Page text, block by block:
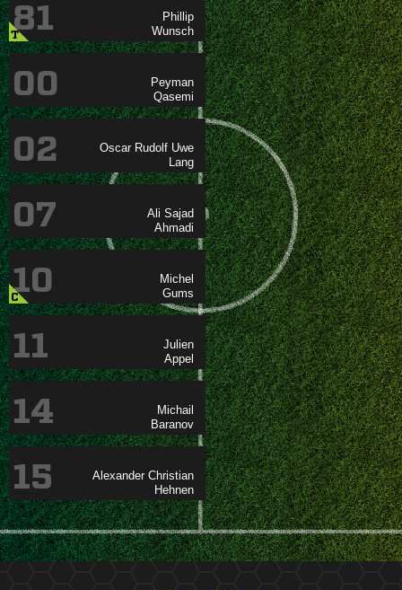


11


14
 

15


81
T


00
  

02
 

07


10
C